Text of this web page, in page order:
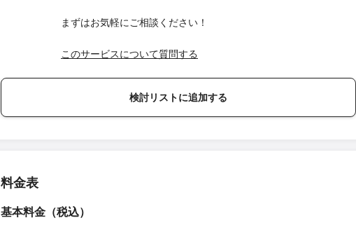
まずはお気軽にご相談ください！
このサービスについて質問する
検討リストに追加する
料金表
基本料金（税込）